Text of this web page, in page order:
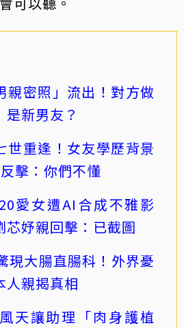
親密照」流出！對方做
新男友？
世重逢！女友學歷背景
擊：你們不懂
愛女遭AI合成不雅影
妤親回擊：已截圖
現大腸直腸科！外界憂
親揭真相
天讓助理「肉身護植